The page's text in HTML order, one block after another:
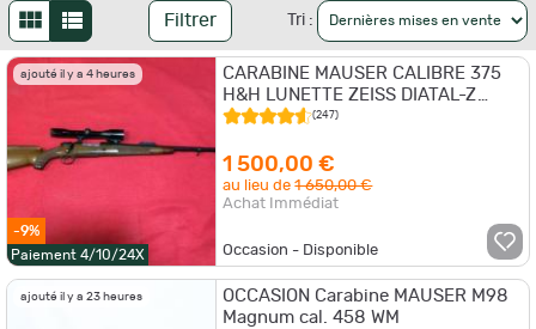
simples, d'autres sont assemblées en armes de luxe. Les prix des
secondes sont alors sans commune mesure avec ceux des premières.
Filtrer Tri :
ajouté il y a 4 heures
-9%
Paiement 4/10/24X
CARABINE MAUSER CALIBRE 375
H&H LUNETTE ZEISS DIATAL-Z
6X42
(247)
1 500,00 €
au lieu de1 650,00 €
Achat Immédiat
Occasion - Disponible
ajouté il y a 23 heures
OCCASION Carabine MAUSER M98
Magnum cal. 458 WM